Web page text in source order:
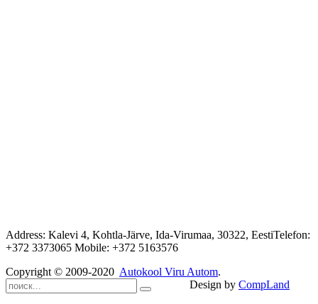
Address: Kalevi 4, Kohtla-Järve, Ida-Virumaa, 30322, EestiTelefon:
+372 3373065 Mobile: +372 5163576
Copyright © 2009-2020 Autokool Viru Autom.
Design by CompLand